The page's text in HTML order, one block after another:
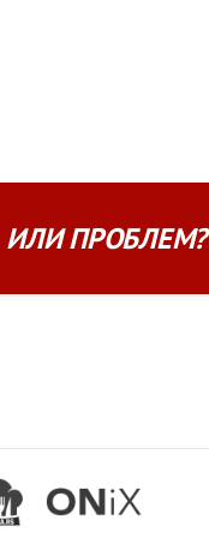
ИЛИПРОБЛЕМ?